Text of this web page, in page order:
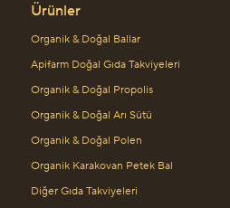
Ürünler
Organik & Doğal Ballar
Apifarm Doğal Gıda Takviyeleri
Organik & Doğal Propolis
Organik & Doğal Arı Sütü
Organik & Doğal Polen
Organik Karakovan Petek Bal
Diğer Gıda Takviyeleri